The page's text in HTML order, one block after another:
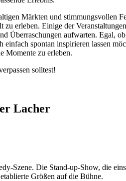
Märkten und stimmungsvollen
erleben. Einige der
Überraschungen aufwarten. Egal,
spontan inspirieren lassen
Momente zu erleben.
solltest!
Lacher
Szene. Die Stand-up-Show, die
Größen auf die Bühne.